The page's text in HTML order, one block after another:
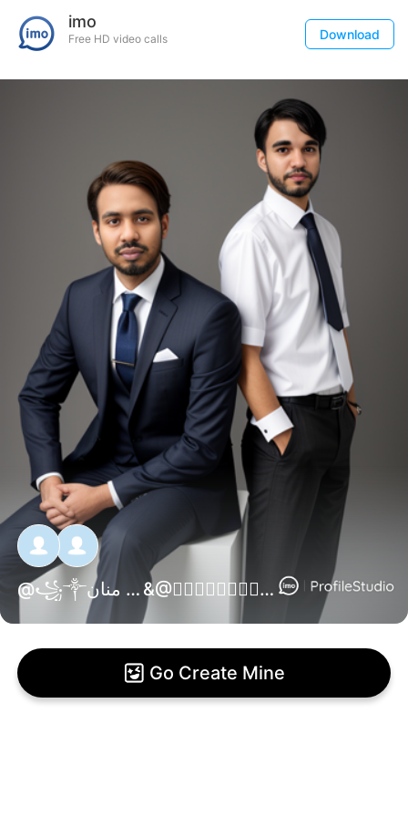
imo
Free HD video calls Download
@ ꧁༒صلاح الدين بن منان༒꧂ &@ ✺⃟✺⃟✺⃟✺⃟❥❥❀➳➳ সেই তুমি ্➳̶᭄✺⃟✺⃟✺⃟❀❹⃝⃟⃝⃟⃜⃛❹⃝⃟⃝⃟⃜⃛❹⃝⃟⃝⃟⃜⃛❥❥❥
Go Create Mine